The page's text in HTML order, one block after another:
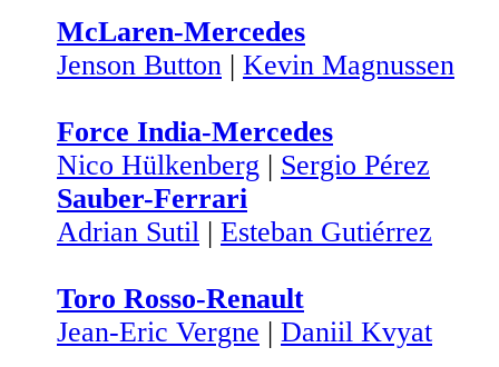
McLaren-Mercedes
Jenson Button | Kevin Magnussen
Force India-Mercedes
Nico Hülkenberg | Sergio Pérez
Sauber-Ferrari
Adrian Sutil | Esteban Gutiérrez
Toro Rosso-Renault
Jean-Eric Vergne | Daniil Kvyat